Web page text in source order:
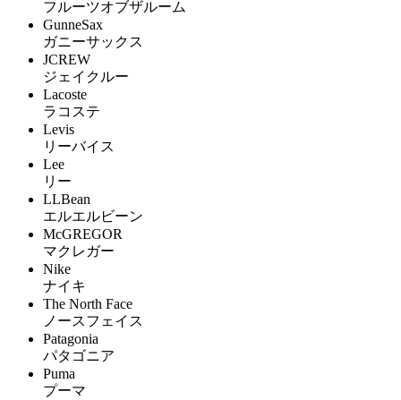
フルーツオブザルーム
GunneSax
ガニーサックス
JCREW
ジェイクルー
Lacoste
ラコステ
Levis
リーバイス
Lee
リー
LLBean
エルエルビーン
McGREGOR
マクレガー
Nike
ナイキ
The North Face
ノースフェイス
Patagonia
パタゴニア
Puma
プーマ